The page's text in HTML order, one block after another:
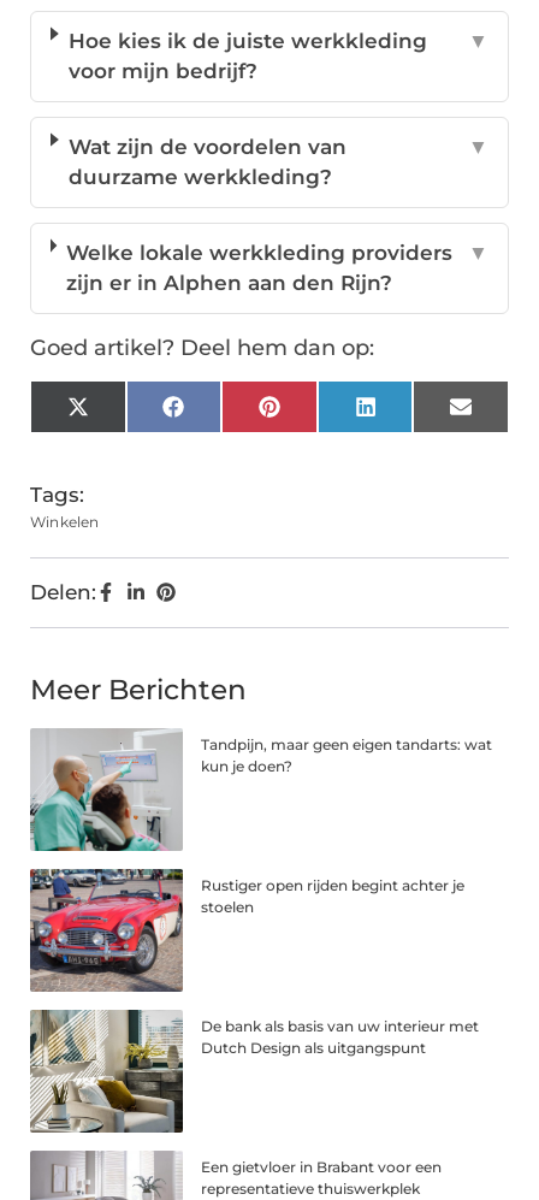
Hoe kies ik de juiste werkkleding
voor mijn bedrijf?
▼
Wat zijn de voordelen van
duurzame werkkleding?
▼
Welke lokale werkkleding providers
zijn er in Alphen aan den Rijn?
▼
Goed artikel? Deel hem dan op:
X
(Twitter)
FacebookPinterestLinkedInEmail
Tags:
Winkelen
Delen:
Meer Berichten
Tandpijn, maar geen eigen tandarts: wat
kun je doen?
Rustiger open rijden begint achter je
stoelen
De bank als basis van uw interieur met
Dutch Design als uitgangspunt
Een gietvloer in Brabant voor een
representatieve thuiswerkplek